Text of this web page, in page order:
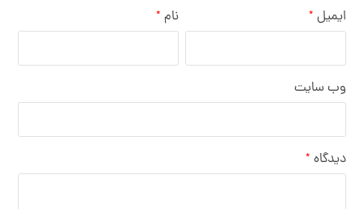
نام * ایمیل *
وب‌ سایت
دیدگاه *